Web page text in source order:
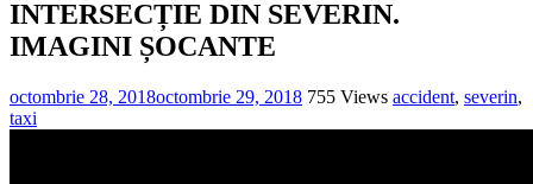
INTERSECȚIE DIN SEVERIN.
IMAGINI ȘOCANTE
octombrie 28, 2018octombrie 29, 2018 755 Views accident, severin,
taxi